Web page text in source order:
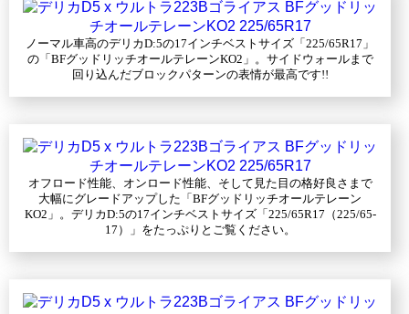
ノーマル車高のデリカD:5の17インチベストサイズ「225/65R17」
の「BFグッドリッチオールテレーンKO2」。サイドウォールまで
回り込んだブロックパターンの表情が最高です!!
オフロード性能、オンロード性能、そして見た目の格好良さまで
大幅にグレードアップした「BFグッドリッチオールテレーン
KO2」。デリカD:5の17インチベストサイズ「225/65R17（225/65-
17）」をたっぷりとご覧ください。